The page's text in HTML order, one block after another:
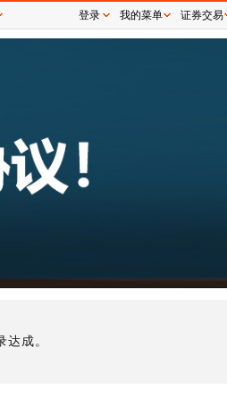
成。
登录 我的菜单 证券交易